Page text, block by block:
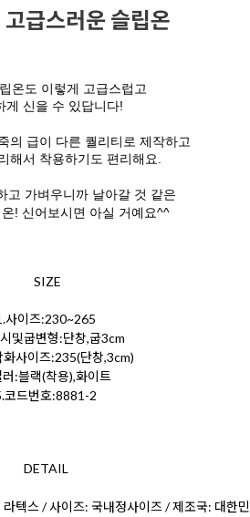
급스러운 슬립온
온도 이렇게 고급스럽고
게 신을 수 있답니다!
의 급이 다른 퀄리티로 제작하고
해서 착용하기도 편리해요.
고 가벼우니까 날아갈 것 같은
! 신어보시면 아실 거예요^^
SIZE
사이즈:230~265
및굽변형:단창,굽3cm
화사이즈:235(단창,3cm)
:블랙(착용),화이트
코드번호:8881-2
DETAIL
텍스 / 사이즈: 국내정사이즈 / 제조국: 대한민